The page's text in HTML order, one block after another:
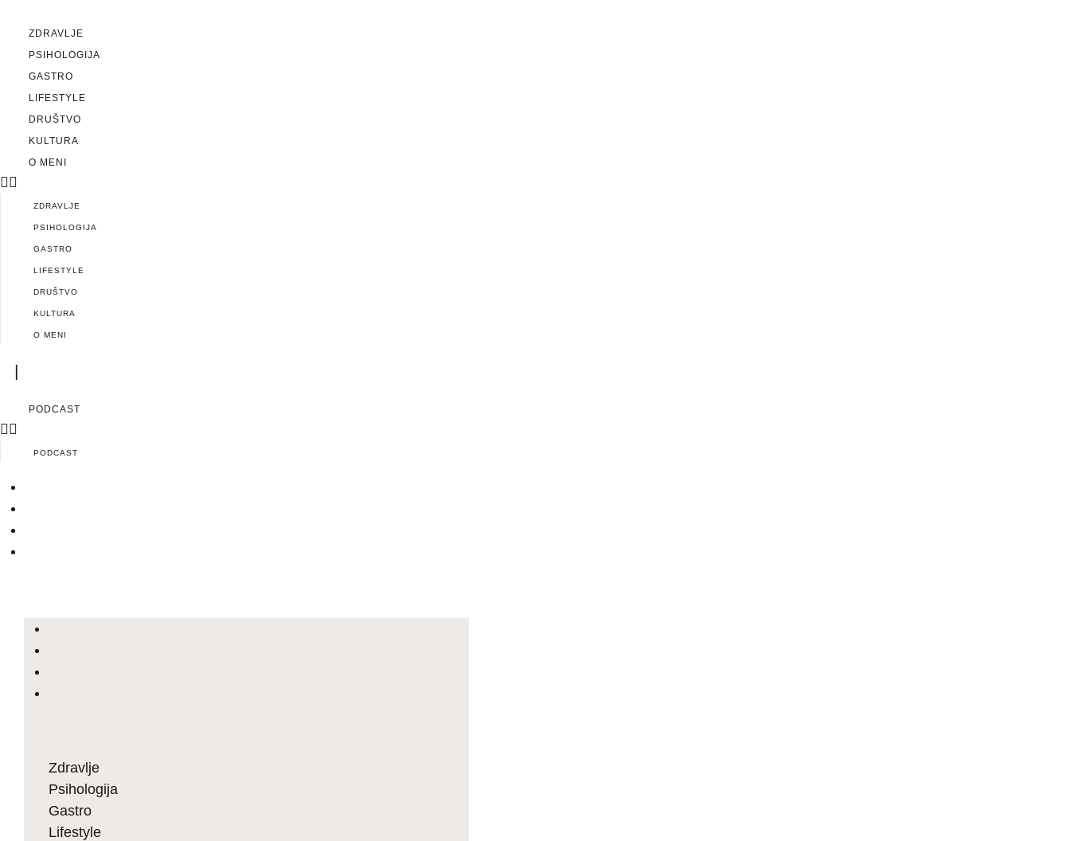
ZDRAVLJE
PSIHOLOGIJA
GASTRO
LIFESTYLE
DRUŠTVO
KULTURA
O MENI
ZDRAVLJE
PSIHOLOGIJA
GASTRO
LIFESTYLE
DRUŠTVO
KULTURA
O MENI
|
PODCAST
PODCAST
Zdravlje
Psihologija
Gastro
Lifestyle